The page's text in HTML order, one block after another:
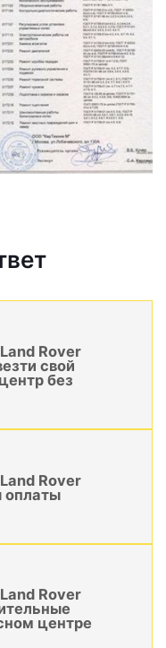
Rover
свой
без
Rover
оплаты
Rover
центре